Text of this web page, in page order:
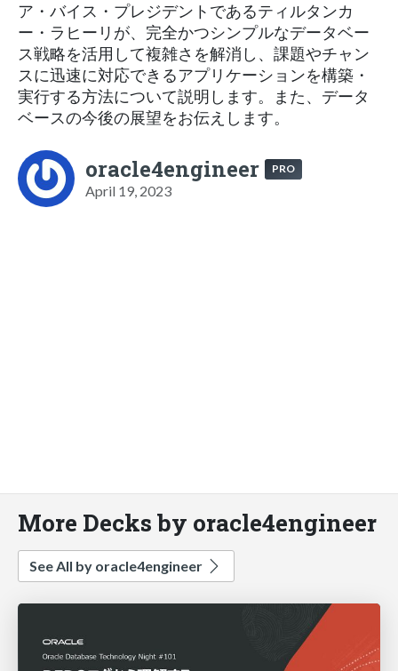
ア・バイス・プレジデントであるティルタンカ
ー・ラヒーリが、完全かつシンプルなデータベー
ス戦略を活用して複雑さを解消し、課題やチャン
スに迅速に対応できるアプリケーションを構築・
実行する方法について説明します。また、データ
ベースの今後の展望をお伝えします。
oracle4engineer PRO
April 19, 2023
More Decks by oracle4engineer
See All by oracle4engineer